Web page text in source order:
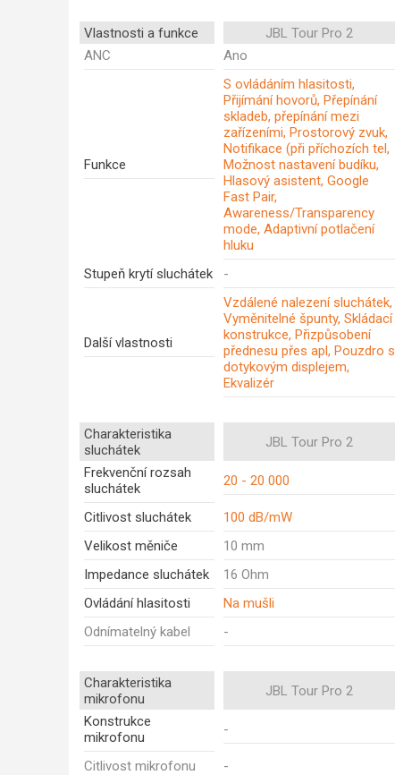
Vlastnosti a funkce JBL Tour Pro 2
ANC
Ano
Funkce
S ovládáním hlasitosti,
Přijímání hovorů, Přepínání
skladeb, přepínání mezi
zařízeními, Prostorový zvuk,
Notifikace (při příchozích tel,
Možnost nastavení budíku,
Hlasový asistent, Google
Fast Pair,
Awareness/Transparency
mode, Adaptivní potlačení
hluku
Stupeň krytí sluchátek -
Další vlastnosti
Vzdálené nalezení sluchátek,
Vyměnitelné špunty, Skládací
konstrukce, Přizpůsobení
přednesu přes apl, Pouzdro s
dotykovým displejem,
Ekvalizér
Charakteristika
sluchátek
JBL Tour Pro 2
Frekvenční rozsah
sluchátek
20 - 20 000
Citlivost sluchátek 100 dB/mW
Velikost měniče
10 mm
Impedance sluchátek
16 Ohm
Ovládání hlasitosti
Na mušli
Odnímatelný kabel
-
Charakteristika
mikrofonu
JBL Tour Pro 2
Konstrukce
mikrofonu
-
Citlivost mikrofonu -